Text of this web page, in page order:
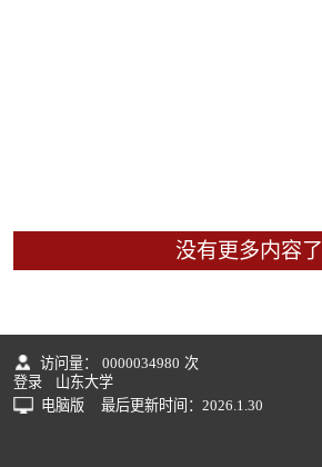
没有更多内容了
访问量： 0000034980 次
登录
山东大学
电脑版
最后更新时间： 2026 1 30